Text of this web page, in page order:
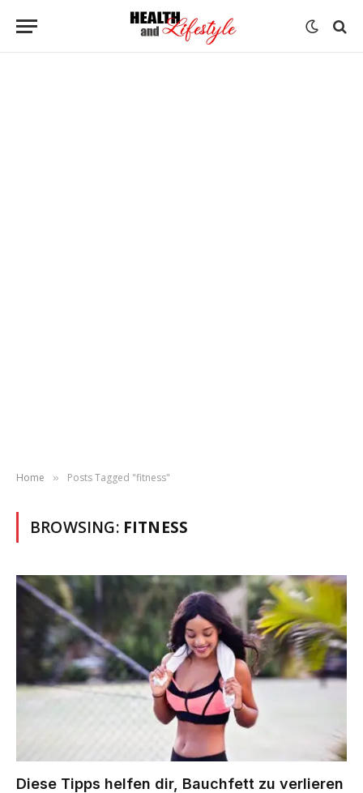
Home » Posts Tagged "fitness"
BROWSING: FITNESS
Diese Tipps helfen dir, Bauchfett zu verlieren